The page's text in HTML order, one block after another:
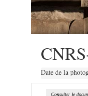
Date de la
Consulter le